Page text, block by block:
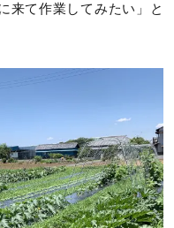
来て作業してみたい」と